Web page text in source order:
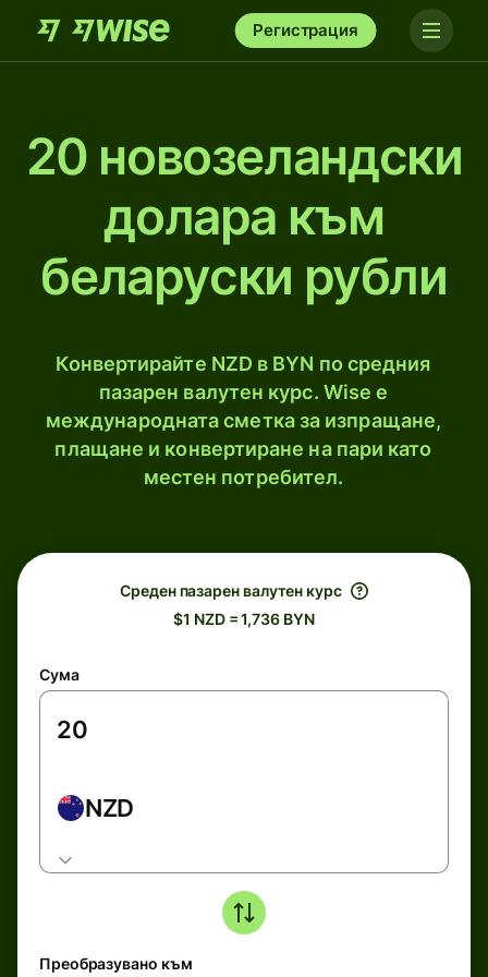
Регистрация
20 новозеландски
долара към
беларуски рубли
Конвертирайте NZD в BYN по средния
пазарен валутен курс. Wise е
международната сметка за изпращане,
плащане и конвертиране на пари като
местен потребител.
Среден пазарен валутен курс
$1 NZD = 1,736 BYN
Сума
NZD
Преобразувано към